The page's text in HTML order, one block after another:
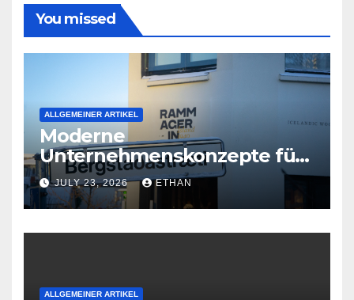
You missed
ALLGEMEINER ARTIKEL
Moderne
Unternehmenskonzepte für
wirtschaftliche
Organisationsreife
JULY 23, 2026 ETHAN
ALLGEMEINER ARTIKEL